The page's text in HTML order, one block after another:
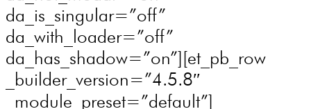
da_is_singular=”off”
da_with_loader=”off”
da_has_shadow=”on”][et_pb_row
_builder_version=”4.5.8″
_module_preset=”default”]